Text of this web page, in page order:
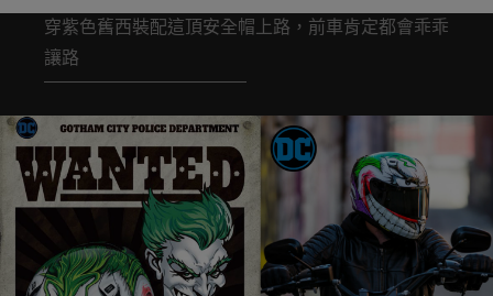
穿紫色舊西裝配這頂安全帽上路，前車肯定都會乖乖
讓路